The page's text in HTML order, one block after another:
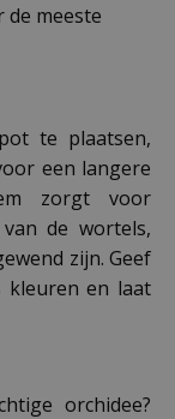
meeste
te plaatsen,
een langere
zorgt voor
de wortels,
zijn. Geef
kleuren en laat
orchidee?